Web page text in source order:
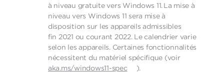
à niveau gratuite vers Windows 11. La mise à
niveau vers Windows 11 sera mise à
disposition sur les appareils admissibles
fin 2021 ou courant 2022. Le calendrier varie
selon les appareils. Certaines fonctionnalités
nécessitent du matériel spécifique (voir
aka.ms/windows11-spec
).